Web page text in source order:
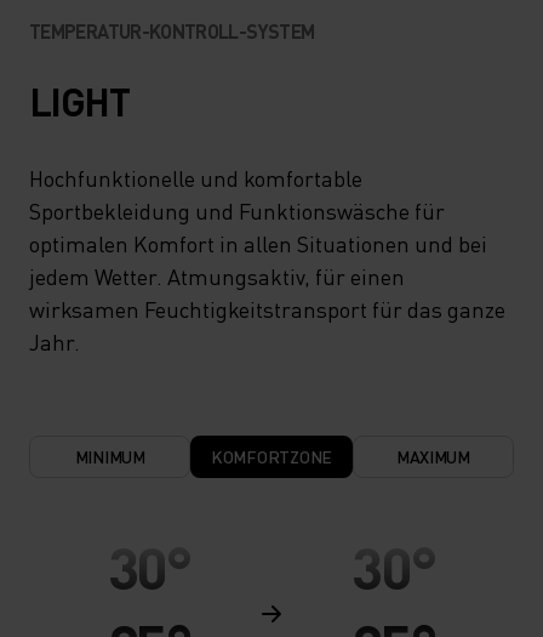
TEMPERATUR-KONTROLL-SYSTEM
LIGHT
Hochfunktionelle und komfortable
Sportbekleidung und Funktionswäsche für
optimalen Komfort in allen Situationen und bei
jedem Wetter. Atmungsaktiv, für einen
wirksamen Feuchtigkeitstransport für das ganze
Jahr.
MINIMUM KOMFORTZONE MAXIMUM
30°
30°